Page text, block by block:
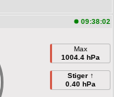
09:38:02
Max
1004.4 hPa
Stiger ↑
0.40 hPa